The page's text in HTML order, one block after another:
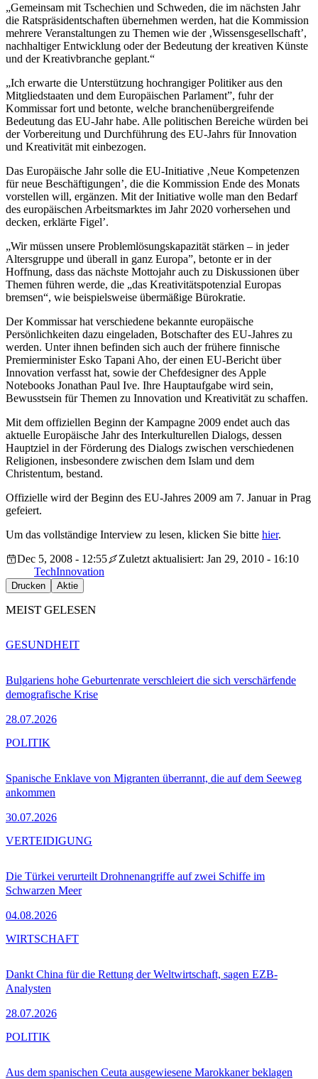
„Gemeinsam mit Tschechien und Schweden, die im nächsten Jahr
die Ratspräsidentschaften übernehmen werden, hat die Kommission
mehrere Veranstaltungen zu Themen wie der ‚Wissensgesellschaft’,
nachhaltiger Entwicklung oder der Bedeutung der kreativen Künste
und der Kreativbranche geplant.“
„Ich erwarte die Unterstützung hochrangiger Politiker aus den
Mitgliedstaaten und dem Europäischen Parlament”, fuhr der
Kommissar fort und betonte, welche branchenübergreifende
Bedeutung das EU-Jahr habe. Alle politischen Bereiche würden bei
der Vorbereitung und Durchführung des EU-Jahrs für Innovation
und Kreativität mit einbezogen.
Das Europäische Jahr solle die EU-Initiative ‚Neue Kompetenzen
für neue Beschäftigungen’, die die Kommission Ende des Monats
vorstellen will, ergänzen. Mit der Initiative wolle man den Bedarf
des europäischen Arbeitsmarktes im Jahr 2020 vorhersehen und
decken, erklärte Figel’.
„Wir müssen unsere Problemlösungskapazität stärken – in jeder
Altersgruppe und überall in ganz Europa”, betonte er in der
Hoffnung, dass das nächste Mottojahr auch zu Diskussionen über
Themen führen werde, die „das Kreativitätspotenzial Europas
bremsen“, wie beispielsweise übermäßige Bürokratie.
Der Kommissar hat verschiedene bekannte europäische
Persönlichkeiten dazu eingeladen, Botschafter des EU-Jahres zu
werden. Unter ihnen befinden sich auch der frühere finnische
Premierminister Esko Tapani Aho, der einen EU-Bericht über
Innovation verfasst hat, sowie der Chefdesigner des Apple
Notebooks Jonathan Paul Ive. Ihre Hauptaufgabe wird sein,
Bewusstsein für Themen zu Innovation und Kreativität zu schaffen.
Mit dem offiziellen Beginn der Kampagne 2009 endet auch das
aktuelle Europäische Jahr des Interkulturellen Dialogs, dessen
Hauptziel in der Förderung des Dialogs zwischen verschiedenen
Religionen, insbesondere zwischen dem Islam und dem
Christentum, bestand.
Offizielle wird der Beginn des EU-Jahres 2009 am 7. Januar in Prag
gefeiert.
Um das vollständige Interview zu lesen, klicken Sie bitte hier.
Dec 5, 2008 - 12:55
Zuletzt aktualisiert: Jan 29, 2010 - 16:10
TechInnovation
Drucken Aktie
MEIST GELESEN
Bulgariens hohe Geburtenrate verschleiert die sich verschärfende
demografische Krise
28.07.2026
GESUNDHEIT
Spanische Enklave von Migranten überrannt, die auf dem Seeweg
ankommen
30.07.2026
POLITIK
Die Türkei verurteilt Drohnenangriffe auf zwei Schiffe im
Schwarzen Meer
04.08.2026
VERTEIDIGUNG
Dankt China für die Rettung der Weltwirtschaft, sagen EZB-
Analysten
28.07.2026
WIRTSCHAFT
Aus dem spanischen Ceuta ausgewiesene Marokkaner beklagen
POLITIK